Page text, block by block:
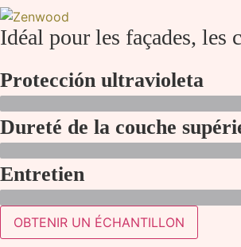
Idéal pour les façades, les
Protección ultravioleta
Dureté de la couche
Entretien
OBTENIR UN ÉCHANTILLON